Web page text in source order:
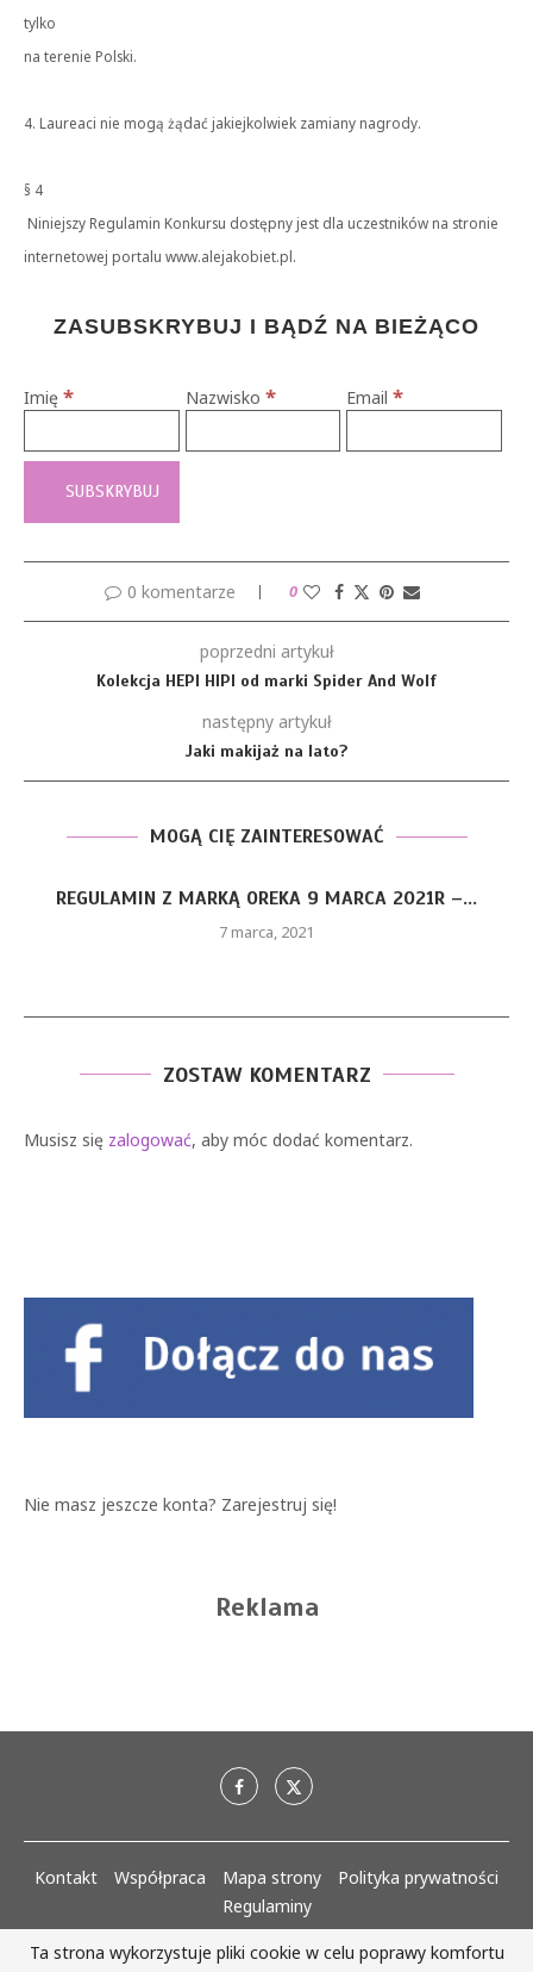
tylko
na terenie Polski.
4. Laureaci nie mogą żądać jakiejkolwiek zamiany nagrody.
§ 4
Niniejszy Regulamin Konkursu dostępny jest dla uczestników na stronie
internetowej portalu www.alejakobiet.pl.
ZASUBSKRYBUJ I BĄDŹ NA BIEŻĄCO
Imię * Nazwisko * Email*
0 komentarze 0
poprzedni artykuł
Kolekcja HEPI HIPI od marki Spider And Wolf
następny artykuł
Jaki makijaż na lato?
MOGĄ CIĘ ZAINTERESOWAĆ
Z MARKĄ OREKA 9 MARCA 2021R –...
7 marca, 2021
ZOSTAW KOMENTARZ
Musisz się zalogować , aby móc dodać komentarz.
Nie masz jeszcze konta? Zarejestruj się!
Reklama
Współpraca Mapa strony
Polityka prywatności
Regulaminy
Ta strona wykorzystuje pliki cookie w celu poprawy komfortu